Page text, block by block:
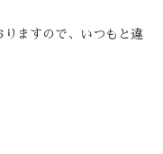
ますので、いつもと違